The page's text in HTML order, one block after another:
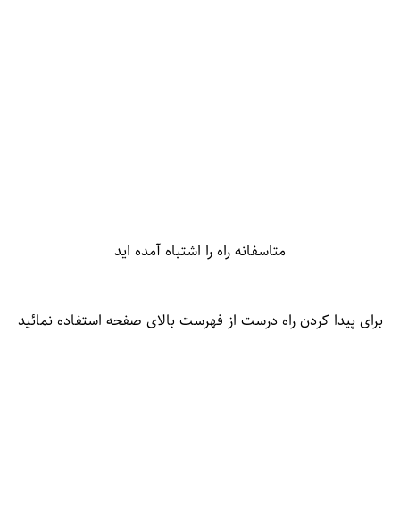
متاسفانه راه را اشتباه آمده اید
برای پیدا کردن راه درست از فهرست بالای صفحه استفاده نمائید